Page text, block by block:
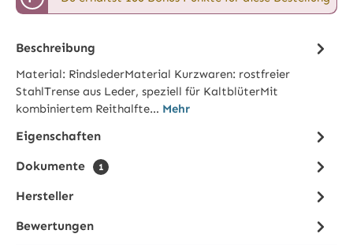
Beschreibung
Material: RindslederMaterial Kurzwaren: rostfreier
StahlTrense aus Leder, speziell für KaltblüterMit
kombiniertem Reithalfte… Mehr
Eigenschaften
Dokumente
1
Hersteller
Bewertungen